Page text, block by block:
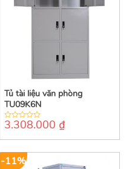
Tủ tài liệu văn phòng
TU09K6N
0
of
3.308.000 ₫
-11%